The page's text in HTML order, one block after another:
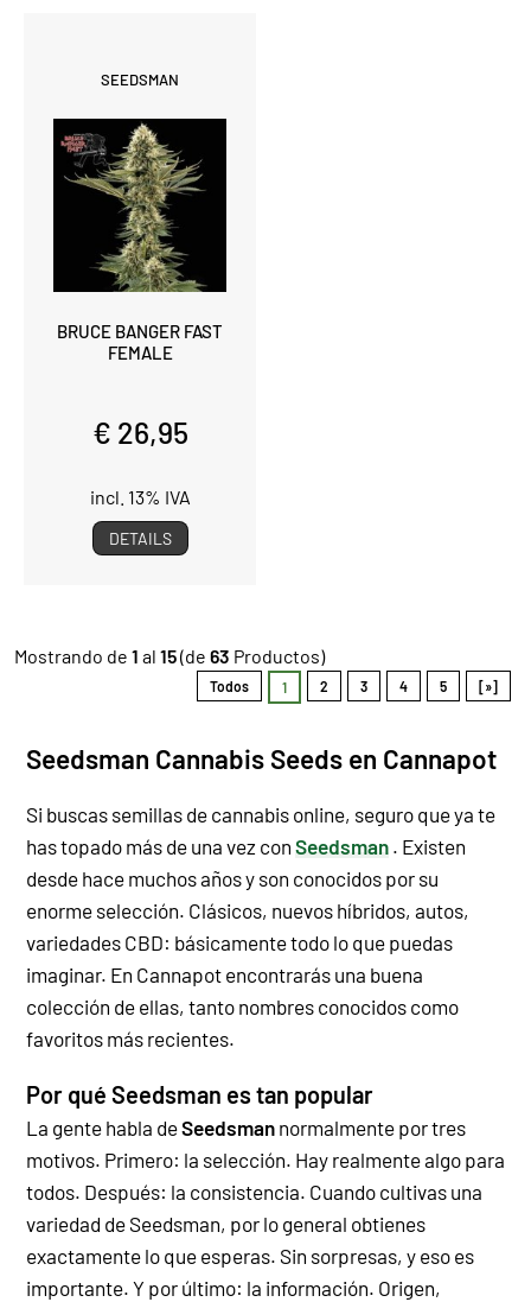
SEEDSMAN
BRUCE BANGER FAST
FEMALE
€ 26,95
incl. 13% IVA
DETAILS
Mostrando de 1 al 15(de 63 Productos)
Todos 1 2 3 4 5 [»]
Seedsman Cannabis Seeds en Cannapot
Si buscas semillas de cannabis online, seguro que ya te
has topado más de una vez con Seedsman . Existen
desde hace muchos años y son conocidos por su
enorme selección. Clásicos, nuevos híbridos, autos,
variedades CBD: básicamente todo lo que puedas
imaginar. En Cannapot encontrarás una buena
colección de ellas, tanto nombres conocidos como
favoritos más recientes.
Por qué Seedsman es tan popular
La gente habla deSeedsman normalmente por tres
motivos. Primero: la selección. Hay realmente algo para
todos. Después: la consistencia. Cuando cultivas una
variedad de Seedsman, por lo general obtienes
exactamente lo que esperas. Sin sorpresas, y eso es
importante. Y por último: la información. Origen,